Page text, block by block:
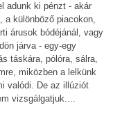
adunk ki pénzt - akár
a különböző piacokon,
árusok bódéjánál, vagy
járva - egy-egy
táskára, pólóra, sálra,
miközben a lelkünk
valódi. De az illúziót
vizsgálgatjuk....